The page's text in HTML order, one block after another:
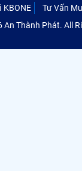
KBONE
Tư Vấn
Thành Phát. All